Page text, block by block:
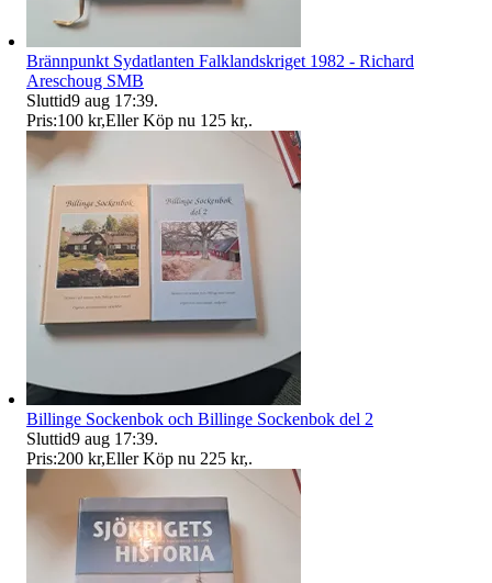
Brännpunkt Sydatlanten Falklandskriget 1982 - Richard
Areschoug SMB
Sluttid9 aug 17:39.
Pris:100 kr,Eller Köp nu 125 kr,.
Billinge Sockenbok och Billinge Sockenbok del 2
Sluttid9 aug 17:39.
Pris:200 kr,Eller Köp nu 225 kr,.